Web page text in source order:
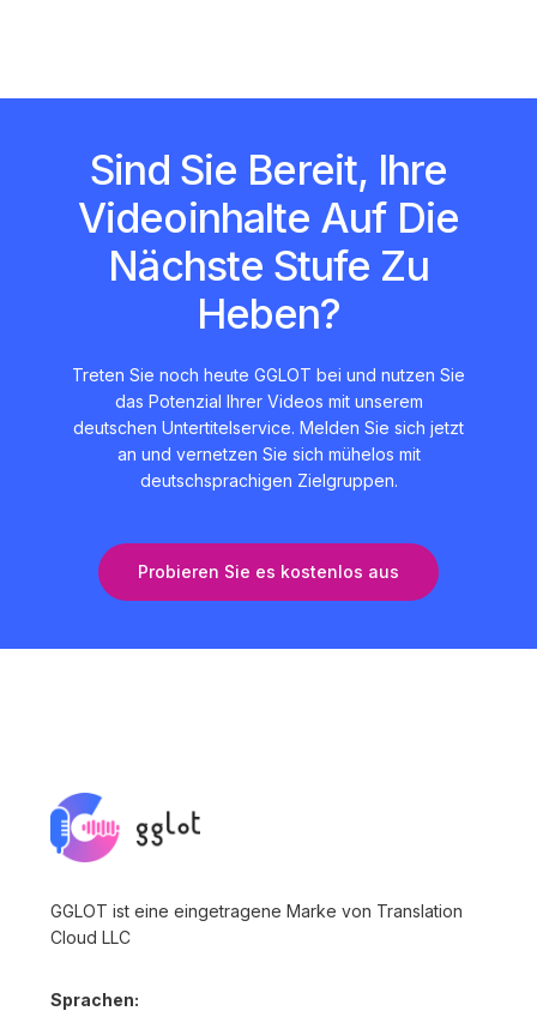
Sind Sie Bereit, Ihre
Videoinhalte Auf Die
Nächste Stufe Zu
Heben?
Treten Sie noch heute GGLOT bei und nutzen Sie
das Potenzial Ihrer Videos mit unserem
deutschen Untertitelservice. Melden Sie sich jetzt
an und vernetzen Sie sich mühelos mit
deutschsprachigen Zielgruppen.
Probieren Sie es kostenlos aus
GGLOT ist eine eingetragene Marke von Translation
Cloud LLC
Sprachen: